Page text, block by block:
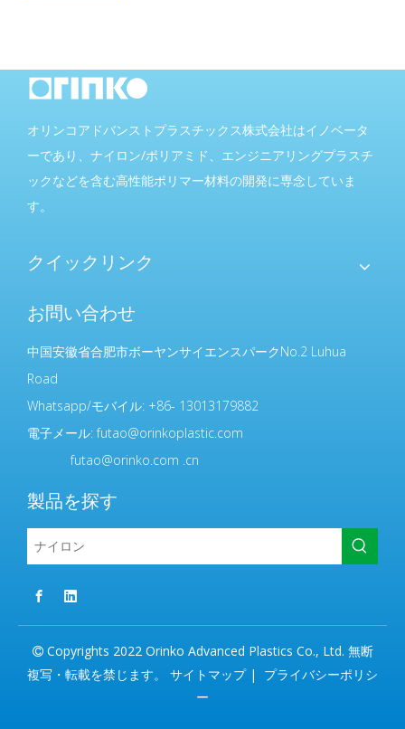
オリンコアドバンストプラスチックス株式会社はイノベータ
ーであり、ナイロン/ポ​​リアミド、エンジニアリングプラスチ
ックなどを含む高性能ポリマー材料の開発に専念していま
す。
クイックリンク
お問い合わせ
中国安徽省合肥市ボーヤンサイエンスパークNo.2 Luhua
Road
Whatsapp/モバイル: +86- 13013179882
電子メール:futao@orinkoplastic.com
futao@orinko.com .cn
製品を探す
Copyrights 2022 Orinko Advanced Plastics Co., Ltd. 無断
複写・転載を禁じます。 サイトマップ|
プライバシーポリシ
ー